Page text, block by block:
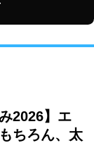
2026】エ
ちろん、太